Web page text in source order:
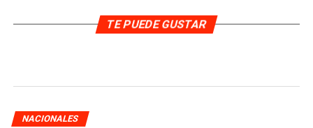
TE PUEDE GUSTAR
NACIONALES